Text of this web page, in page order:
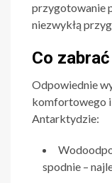
przygotowanie
niezwykłą
Co
Odpowiednie
komfortowego
Antarktydzie:
spodnie –